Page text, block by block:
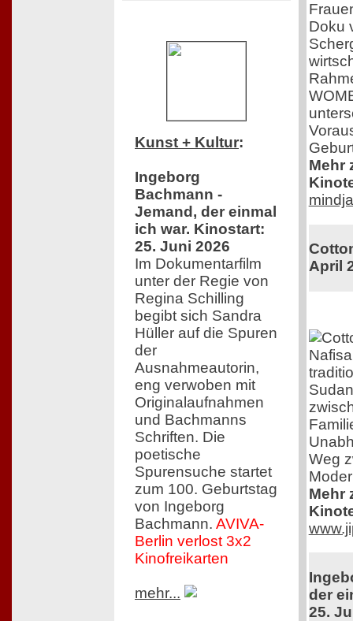
Kunst + Kultur:
Ingeborg
Bachmann -
Jemand, der einmal
ich war. Kinostart:
25. Juni 2026
Im Dokumentarfilm
unter der Regie von
Regina Schilling
begibt sich Sandra
Hüller auf die Spuren
der
Ausnahmeautorin,
eng verwoben mit
Originalaufnahmen
und Bachmanns
Schriften. Die
poetische
Spurensuche startet
zum 100. Geburtstag
von Ingeborg
Bachmann. AVIVA-
Berlin verlost 3x2
Kinofreikarten
mehr...
Doku
Mehr
April
Weg
Mehr
der
25.